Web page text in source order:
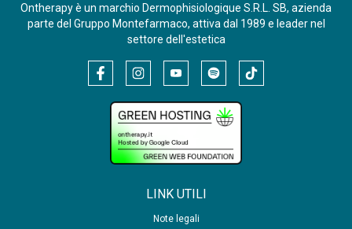
Ontherapy è un marchio Dermophisiologique S.R.L. SB, azienda
parte del Gruppo Montefarmaco, attiva dal 1989 e leader nel
settore dell'estetica
LINK UTILI
Note legali